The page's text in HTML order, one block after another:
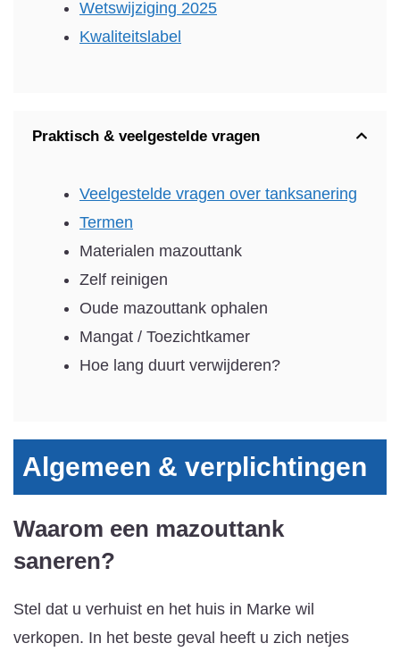
Wetswijziging 2025
Kwaliteitslabel
Praktisch & veelgestelde vragen
Veelgestelde vragen over tanksanering
Termen
Materialen mazouttank
Zelf reinigen
Oude mazouttank ophalen
Mangat / Toezichtkamer
Hoe lang duurt verwijderen?
Algemeen & verplichtingen
Waarom een mazouttank
saneren?
Stel dat u verhuist en het huis in Marke wil
verkopen. In het beste geval heeft u zich netjes